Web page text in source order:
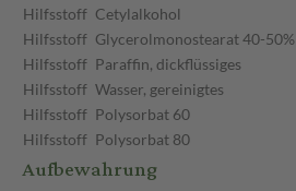
Hilfsstoff Cetylalkohol
Hilfsstoff Glycerolmonostearat 40-50%
Hilfsstoff Paraffin, dickflüssiges
Hilfsstoff Wasser, gereinigtes
Hilfsstoff Polysorbat 60
Hilfsstoff Polysorbat 80
Aufbewahrung